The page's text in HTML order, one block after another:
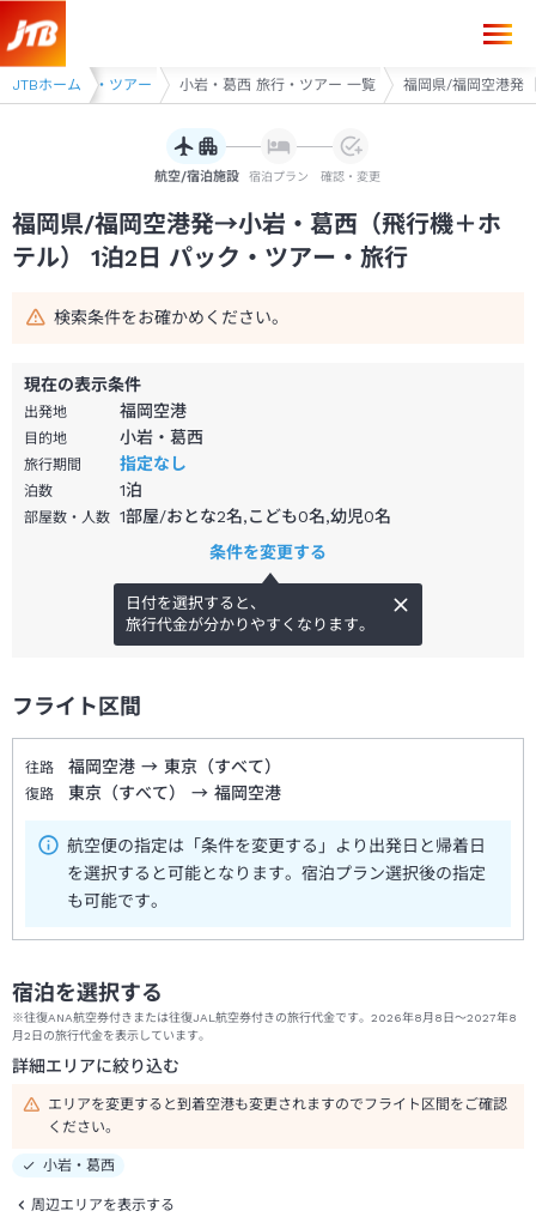
JTBホーム
・葛西 旅行・ツアー 小岩・葛西 旅行・ツアー 一覧 福岡県/福岡空港発
航空/宿泊施設 宿泊プラン 確認・変更
福岡県/福岡空港発→小岩・葛西（飛行機＋ホ
テル） 1泊2日 パック・ツアー・旅行
検索条件をお確かめください。
現在の表示条件
出発地 福岡空港
目的地 小岩・葛西
旅行期間 指定なし
泊数 1泊
部屋数・人数 1部屋/おとな2名,こども0名,幼児0名
条件を変更する
日付を選択すると、
旅行代金が分かりやすくなります。
フライト区間
往路 福岡空港 → 東京（すべて）
復路 東京（すべて） → 福岡空港
航空便の指定は「条件を変更する」より出発日と帰着日
を選択すると可能となります。宿泊プラン選択後の指定
も可能です。
宿泊を選択する
※往復ANA航空券付きまたは往復JAL航空券付きの旅行代金です。2026年8月8日～2027年8
月2日の旅行代金を表示しています。
詳細エリアに絞り込む
エリアを変更すると到着空港も変更されますのでフライト区間をご確認
ください。
小岩・葛西
周辺エリアを表示する